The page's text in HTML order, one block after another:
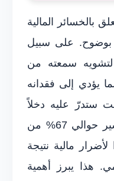
بالخسائر المالية
بوضوح. على سبيل
سمعته من
يؤدي إلى فقدانه
ستدرّ عليه دخلاً
مستقراً. وفقاً للدراسات، يشير حوالي 67% من
مالية نتيجة
هذا يبرز أهمية